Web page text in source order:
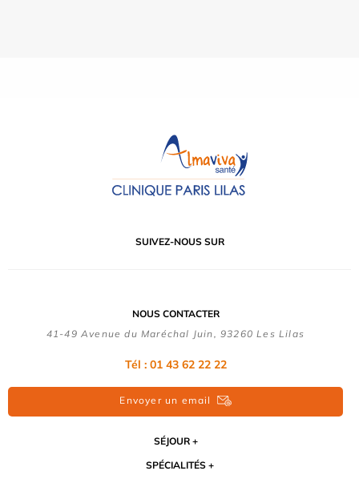
SUIVEZ-NOUS SUR
NOUS CONTACTER
41-49 Avenue du Maréchal Juin, 93260 Les Lilas
Tél : 01 43 62 22 22
Envoyer un email
SÉJOUR
SPÉCIALITÉS